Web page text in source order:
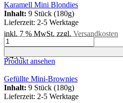
Karamell Mini Blondies
Inhalt: 9 Stück (180g)
Lieferzeit: 2-5 Werktage
inkl. 7 % MwSt. zzgl. Versandkosten
kg=19,39€
3,49€
Karamell
Mini
Blondies
Menge
Produkt ansehen
Gefüllte Mini-Brownies
Inhalt: 9 Stück (180g)
Lieferzeit: 2-5 Werktage